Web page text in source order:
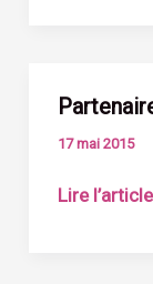
17 mai 2015
Partenaires
Lire